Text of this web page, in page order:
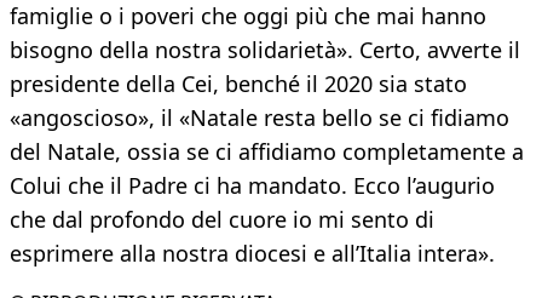
famiglie o i poveri che oggi più che mai hanno
bisogno della nostra solidarietà». Certo, avverte il
presidente della Cei, benché il 2020 sia stato
«angoscioso», il «Natale resta bello se ci fidiamo
del Natale, ossia se ci affidiamo completamente a
Colui che il Padre ci ha mandato. Ecco l’augurio
che dal profondo del cuore io mi sento di
esprimere alla nostra diocesi e all’Italia intera».